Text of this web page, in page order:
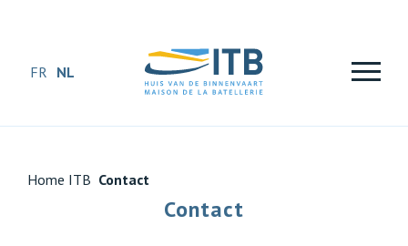
FR NL
Home ITB Contact
Contact